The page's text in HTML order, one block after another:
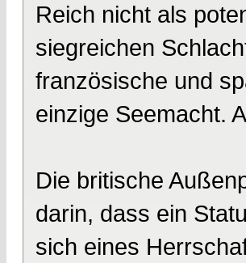
Reich nicht als
siegreichen
französische und
einzige Seemacht.
Die britische
darin, dass ein
sich eines